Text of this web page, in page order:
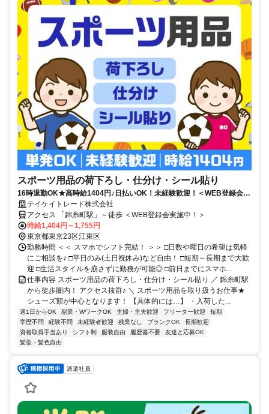
スポーツ用品の荷下ろし・仕分け・シール貼り
16時退勤OK★高時給1404円♪日払いOK！未経験歓迎！＜WEB登録会実
施中＞
テイケイトレード株式会社
アクセス 「錦糸町駅」～徒歩 ＜WEB登録会実施中！＞
時給1,404円～1,755円
東京都東京23区江東区
勤務時間 ＜＜ スマホでシフト完結！ ＞＞ □日数や曜日の希望は気軽
にご相談を♪ □平日のみ(土日祝休み)など自由！ □短期～長期まで大歓
迎 □生活スタイルを崩さずに勤務が可能◎ □前日までにスマホ...
仕事内容 スポーツ用品の荷下ろし・仕分け・シール貼り ／ 錦糸町駅
から徒歩圏内！ アクセス抜群♪ ＼ スポーツ用品を取り扱うお仕事★
シューズ類が中心となります！ 【具体的には…】 ・入荷した...
週1日からOK 副業・WワークOK 主婦・主夫歓迎 フリーター歓迎
短期
学歴不問
経験不問 未経験者歓迎 残業なし ブランクOK
長期歓迎
資格取得手当あり
シフト制 服装自由 履歴書不要
友達と応募OK
髪型・髪色自由
派遣社員